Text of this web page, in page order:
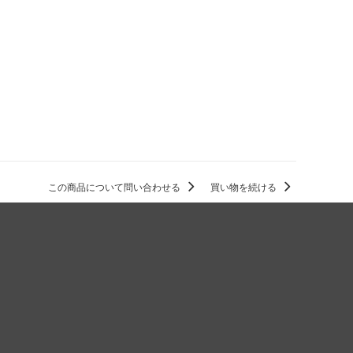
この商品について問い合わせる 買い物を続ける